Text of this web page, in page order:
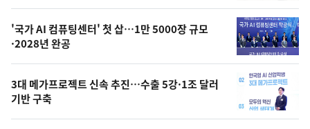
오
늘
의
사
진
'국가 AI 컴퓨팅센터' 첫 삽…1만 5000장 규모
·2028년 완공
3대 메가프로젝트 신속 추진…수출 5강·1조 달러
기반 구축